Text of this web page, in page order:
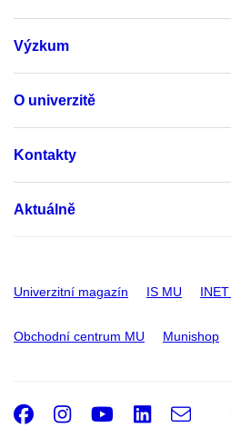
Výzkum
O univerzitě
Kontakty
Aktuálně
Univerzitní magazín IS MU
Obchodní centrum MU Munishop
Facebook
Instagram
Youtube
e-